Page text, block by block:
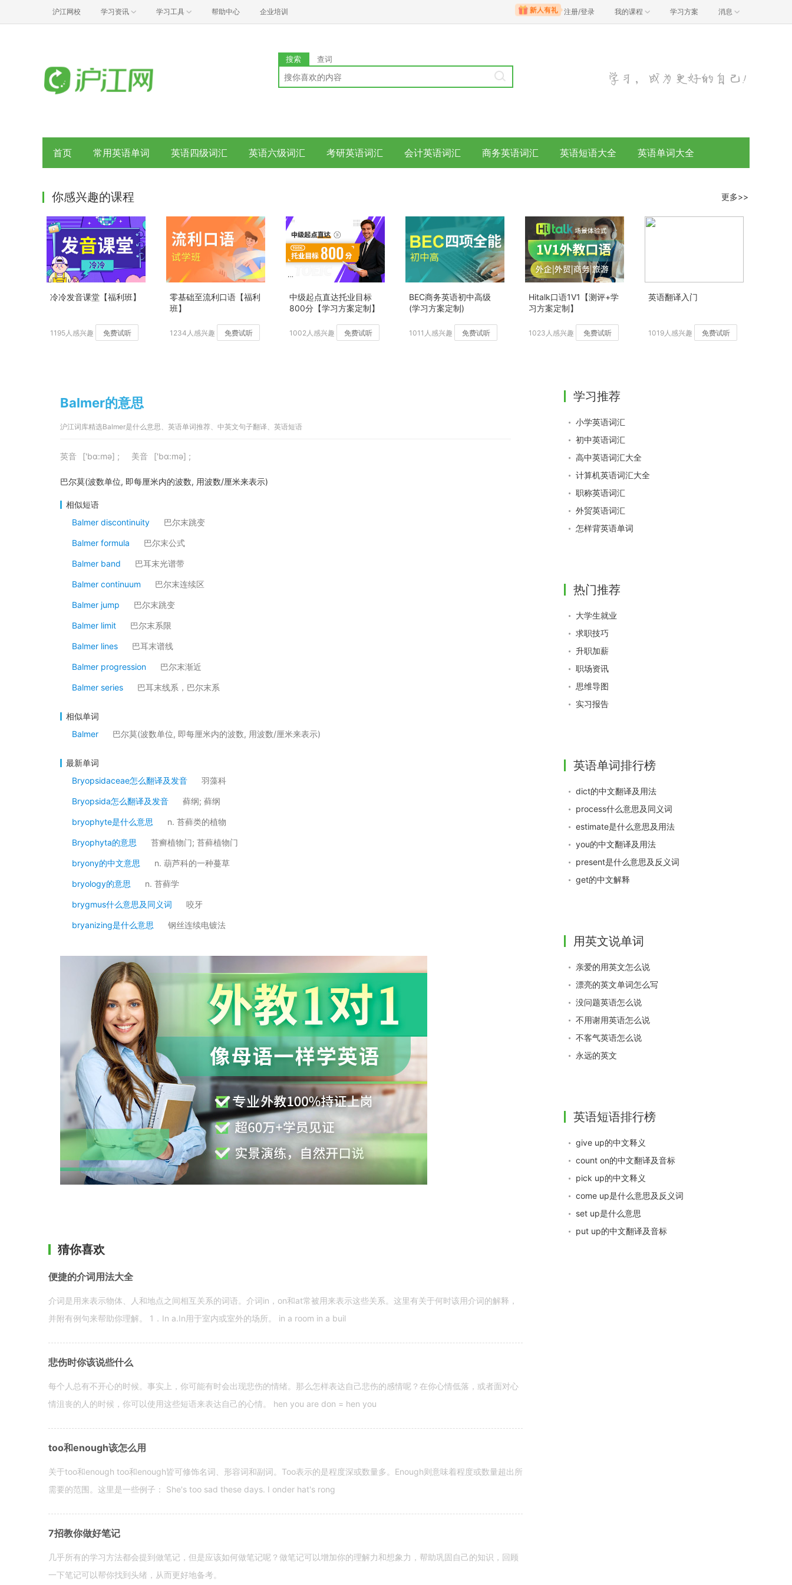
沪江网校 学习资讯 学习工具 帮助中心 企业培训 注册/登录 我的课程 学习方案 消息
搜索 查词
首页 常用英语单词 英语四级词汇 英语六级词汇 考研英语词汇 会计英语词汇 商务英语词汇 英语短语大全 英语单词大全
你感兴趣的课程 更多>>
冷冷发音课堂【福利班】
1195人感兴趣 免费试听
零基础至流利口语【福利
班】
1234人感兴趣 免费试听
中级起点直达托业目标
800分【学习方案定制】
1002人感兴趣 免费试听
BEC商务英语初中高级
(学习方案定制)
1011人感兴趣 免费试听
Hitalk口语1V1【测评+学
习方案定制】
1023人感兴趣 免费试听
英语翻译入门
1019人感兴趣 免费试听
Balmer的意思
沪江词库精选Balmer是什么意思、英语单词推荐、中英文句子翻译、英语短语
英音 ['bɑ:mə] ; 美音 ['bɑ:mə] ;
巴尔莫(波数单位, 即每厘米内的波数, 用波数/厘米来表示)
相似短语
Balmer discontinuity
巴尔末跳变
Balmer formula 巴尔末公式
Balmer band 巴耳末光谱带
Balmer continuum 巴尔末连续区
Balmer jump 巴尔末跳变
Balmer limit 巴尔末系限
Balmer lines 巴耳末谱线
Balmer progression 巴尔末渐近
Balmer series 巴耳末线系，巴尔末系
相似单词
Balmer
巴尔莫(波数单位, 即每厘米内的波数, 用波数/厘米来表示)
最新单词
Bryopsidaceae怎么翻译及发音
羽藻科
Bryopsida怎么翻译及发音 藓纲; 藓纲
bryophyte是什么意思 n. 苔藓类的植物
Bryophyta的意思 苔癣植物门; 苔藓植物门
bryony的中文意思 n. 葫芦科的一种蔓草
bryology的意思 n. 苔藓学
brygmus什么意思及同义词 咬牙
bryanizing是什么意思 钢丝连续电镀法
猜你喜欢
便捷的介词用法大全
介词是用来表示物体、人和地点之间相互关系的词语。介词in，on和at常被用来表示这些关系。这里有关于何时该用介词的解释，
并附有例句来帮助你理解。 1．In a.In用于室内或室外的场所。 in a room in a buil
悲伤时你该说些什么
每个人总有不开心的时候。事实上，你可能有时会出现悲伤的情绪。那么怎样表达自己悲伤的感情呢？在你心情低落，或者面对心
情沮丧的人的时候，你可以使用这些短语来表达自己的心情。 hen you are don = hen you
too和enough该怎么用
关于too和enough too和enough皆可修饰名词、形容词和副词。Too表示的是程度深或数量多。Enough则意味着程度或数量超出所
需要的范围。这里是一些例子： She's too sad these days. I onder hat's rong
7招教你做好笔记
几乎所有的学习方法都会提到做笔记，但是应该如何做笔记呢？做笔记可以增加你的理解力和想象力，帮助巩固自己的知识，回顾
一下笔记可以帮你找到头绪，从而更好地备考。
学习推荐
小学英语词汇
初中英语词汇
高中英语词汇大全
计算机英语词汇大全
职称英语词汇
外贸英语词汇
怎样背英语单词
热门推荐
大学生就业
求职技巧
升职加薪
职场资讯
思维导图
实习报告
英语单词排行榜
dict的中文翻译及用法
process什么意思及同义词
estimate是什么意思及用法
you的中文翻译及用法
present是什么意思及反义词
get的中文解释
用英文说单词
亲爱的用英文怎么说
漂亮的英文单词怎么写
没问题英语怎么说
不用谢用英语怎么说
不客气英语怎么说
永远的英文
英语短语排行榜
give up的中文释义
count on的中文翻译及音标
pick up的中文释义
come up是什么意思及反义词
set up是什么意思
put up的中文翻译及音标